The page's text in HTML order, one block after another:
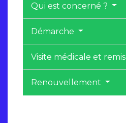
Qui est concerné ?
Démarche
Visite médicale et
Renouvellement